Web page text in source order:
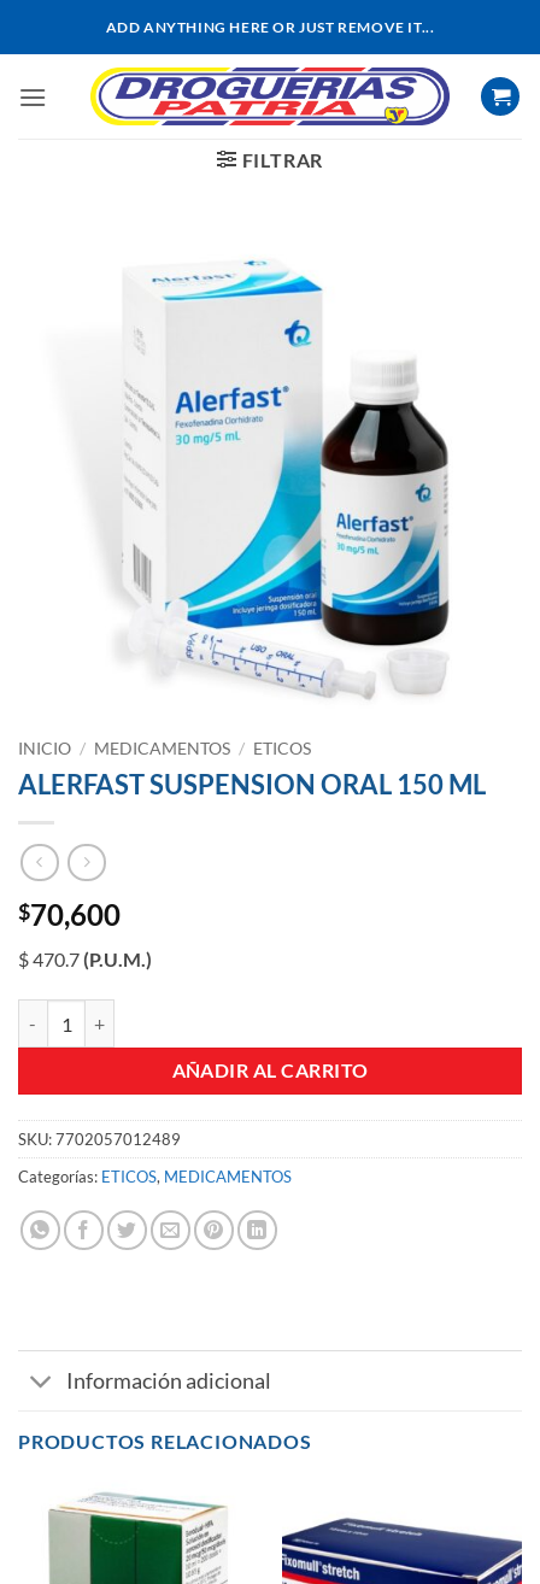
ADD ANYTHING HERE OR JUST REMOVE IT...
FILTRAR
INICIO / MEDICAMENTOS / ETICOS
ALERFAST SUSPENSION ORAL 150 ML
$70,600
$ 470.7(P.U.M.)
AÑADIR AL CARRITO
SKU:7702057012489
Categorías: ETICOS, MEDICAMENTOS
Información adicional
PRODUCTOS RELACIONADOS